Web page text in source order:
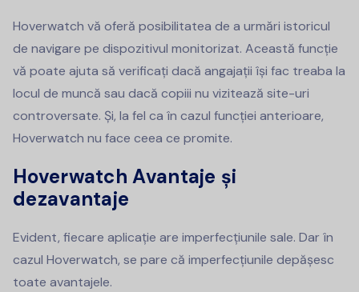
Hoverwatch vă oferă posibilitatea de a urmări istoricul
de navigare pe dispozitivul monitorizat. Această funcție
vă poate ajuta să verificați dacă angajații își fac treaba la
locul de muncă sau dacă copiii nu vizitează site-uri
controversate. Și, la fel ca în cazul funcției anterioare,
Hoverwatch nu face ceea ce promite.
Hoverwatch Avantaje și
dezavantaje
Evident, fiecare aplicație are imperfecțiunile sale. Dar în
cazul Hoverwatch, se pare că imperfecțiunile depășesc
toate avantajele.